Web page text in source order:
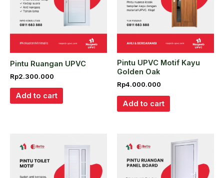
Pintu Ruangan UPVC
Rp2.300.000
Add to cart
Pintu UPVC Motif Kayu
Golden Oak
Rp4.000.000
Add to cart